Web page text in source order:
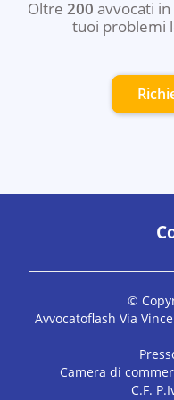
Oltre 200 avvocati
tuoi problemi
©
Avvocatoflash Via
Camera di
C.F.